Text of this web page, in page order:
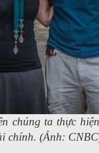
chúng ta thực
chính. (Ảnh: